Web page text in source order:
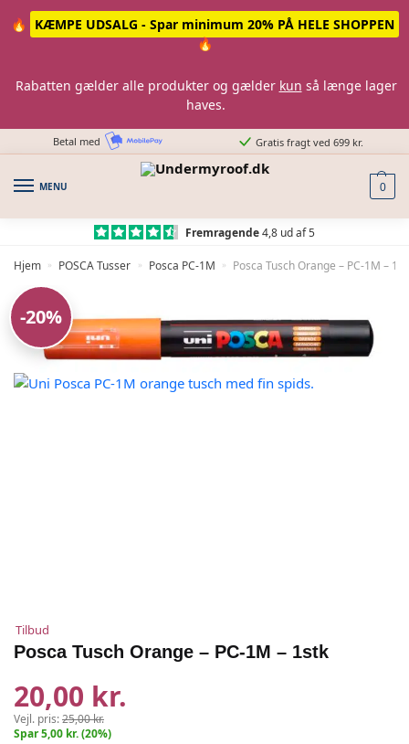
🔥
KÆMPE UDSALG - Spar minimum 20% PÅ HELE SHOPPEN
🔥
Rabatten gælder alle produkter og gælder kun så længe lager
haves.
Betal med Gratis fragt ved 699 kr.
MENU 0
Fremragende4,8 ud af 5
Hjem » POSCA Tusser » Posca PC-1M » Posca Tusch Orange – PC-1M –
-20%
Tilbud
Posca Tusch Orange – PC-1M – 1stk
20,00 kr.
Vejl. pris:25,00 kr.
Spar 5,00 kr. (20%)